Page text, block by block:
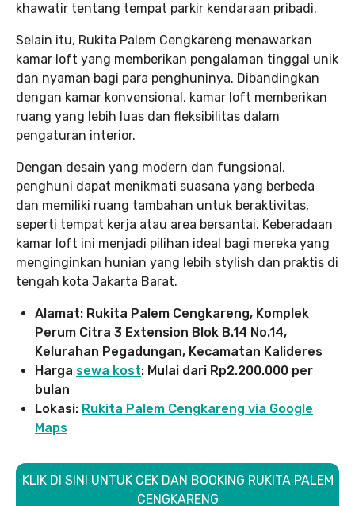
khawatir tentang tempat parkir kendaraan pribadi.
Selain itu, Rukita Palem Cengkareng menawarkan
kamar loft yang memberikan pengalaman tinggal unik
dan nyaman bagi para penghuninya. Dibandingkan
dengan kamar konvensional, kamar loft memberikan
ruang yang lebih luas dan fleksibilitas dalam
pengaturan interior.
Dengan desain yang modern dan fungsional,
penghuni dapat menikmati suasana yang berbeda
dan memiliki ruang tambahan untuk beraktivitas,
seperti tempat kerja atau area bersantai. Keberadaan
kamar loft ini menjadi pilihan ideal bagi mereka yang
menginginkan hunian yang lebih stylish dan praktis di
tengah kota Jakarta Barat.
Alamat: Rukita Palem Cengkareng, Komplek
Perum Citra 3 Extension Blok B.14 No.14,
Kelurahan Pegadungan, Kecamatan Kalideres
Harga sewa kost: Mulai dari Rp2.200.000 per
bulan
Lokasi: Rukita Palem Cengkareng via Google
Maps
KLIK DI SINI UNTUK CEK DAN BOOKING RUKITA PALEM
CENGKARENG